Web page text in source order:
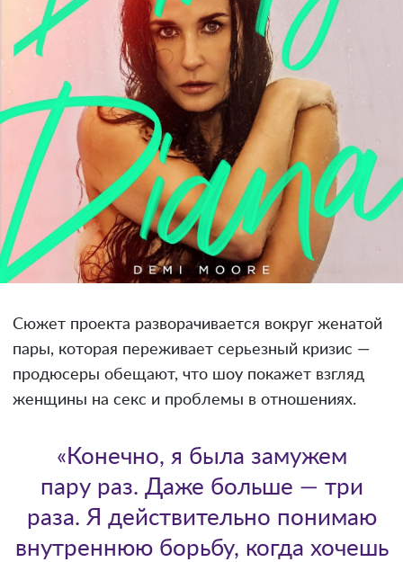
Сюжет проекта разворачивается вокруг женатой
пары, которая переживает серьезный кризис —
продюсеры обещают, что шоу покажет взгляд
женщины на секс и проблемы в отношениях.
«Конечно, я была замужем
пару раз. Даже больше — три
раза. Я действительно понимаю
внутреннюю борьбу, когда хочешь